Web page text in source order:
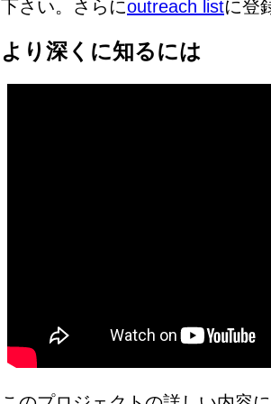
下さい。さらにoutreach listに登
より深くに知るには